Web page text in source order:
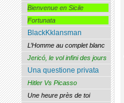
Bienvenue en Sicile
Fortunata
BlackKklansman
L’Homme au complet blanc
Jericó, le vol infini des jours
Una questione privata
Hitler Vs Picasso
Une heure près de toi